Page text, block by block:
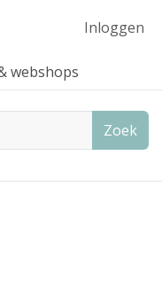
Inloggen
webshops
Zoek